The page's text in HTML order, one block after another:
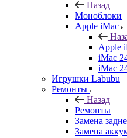
Назад
Моноблоки
Apple iMac
Apple
iMac
iMac
Игрушки Labubu
Ремонты
Назад
Ремонты
Замена
Замена